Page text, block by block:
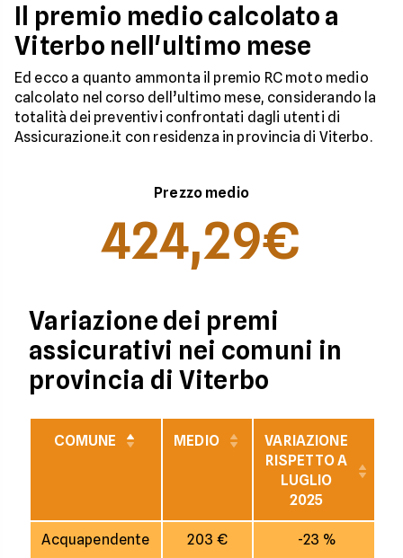
Il premio medio calcolato a
Viterbo nell'ultimo mese
Ed ecco a quanto ammonta il premio RC moto medio
calcolato nel corso dell’ultimo mese, considerando la
totalità dei preventivi confrontati dagli utenti di
Assicurazione.it con residenza in provincia di Viterbo.
Prezzo medio
424,29€
Variazione dei premi
assicurativi nei comuni in
provincia di Viterbo
COMUNE MEDIO
VARIAZIONE
RISPETTO A
LUGLIO
2025
Acquapendente 203 € -23 %